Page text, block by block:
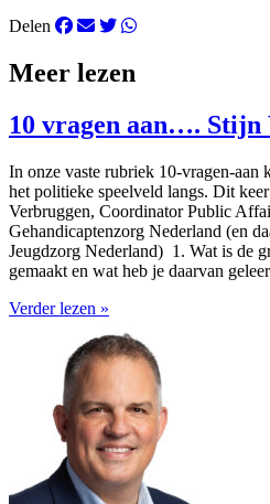
Delen
Meer lezen
10 vragen aan…. Stijn
In onze vaste rubriek 10-vragen-aan
het politieke speelveld langs. Dit
Verbruggen, Coordinator Public
Gehandicaptenzorg Nederland (en
Jeugdzorg Nederland) 1. Wat is de
gemaakt en wat heb je daarvan
Verder lezen »